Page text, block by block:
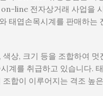
line 전자상거래 사업을
태엽손목시계를 판매하는
상, 크기 등을 조합하여
계를 취급하고 있습니다.
조합이 이루어지는 격조 높